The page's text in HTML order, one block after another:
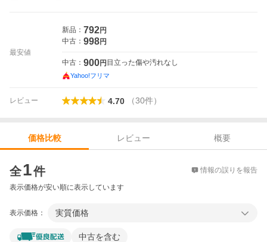
最安値
新品： 792円
中古： 998円
中古： 900円 目立った傷や汚れなし
Yahoo!フリマ
レビュー 4.70 （30件）
価格比較 レビュー
概要
全1件 情報の誤りを報告
表示価格が安い順に表示しています
表示価格： 実質価格
中古を含む